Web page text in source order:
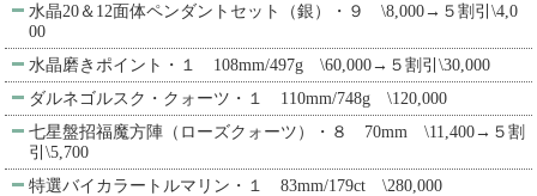
水晶20＆12面体ペンダントセット（銀）・９ \8,000→５割引\4,0
00
水晶磨きポイント・１ 108mm/497g \60,000→５割引\30,000
ダルネゴルスク・クォーツ・１ 110mm/748g \120,000
七星盤招福魔方陣（ローズクォーツ）・８ 70mm \11,400→５割
引\5,700
特選バイカラートルマリン・１ 83mm/179ct \280,000